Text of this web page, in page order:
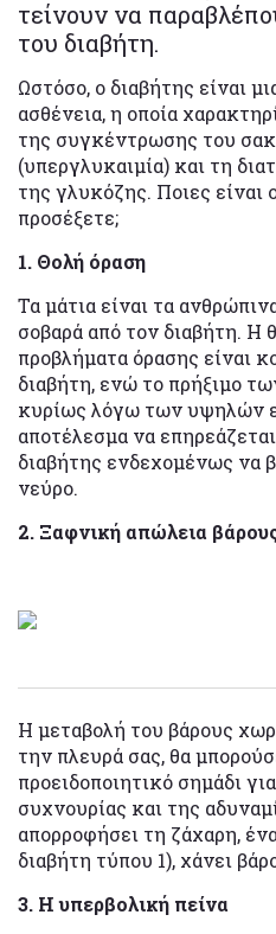
τείνουν να
του διαβήτη.
Ωστόσο, ο διαβήτης είναι
ασθένεια, η οποία
της συγκέντρωσης του
(υπεργλυκαιμία) και τη
της γλυκόζης. Ποιες είναι
προσέξετε;
1. Θολή όραση
Τα μάτια είναι τα
σοβαρά από τον διαβήτη. Η
προβλήματα όρασης είναι
διαβήτη, ενώ το πρήξιμο
κυρίως λόγω των υψηλών
αποτέλεσμα να
διαβήτης ενδεχομένως να
νεύρο.
2. Ξαφνική απώλεια
Η μεταβολή του βάρους
την πλευρά σας, θα
προειδοποιητικό σημάδι
συχνουρίας και της
απορροφήσει τη ζάχαρη,
διαβήτη τύπου 1), χάνει
3. Η υπερβολική πείνα